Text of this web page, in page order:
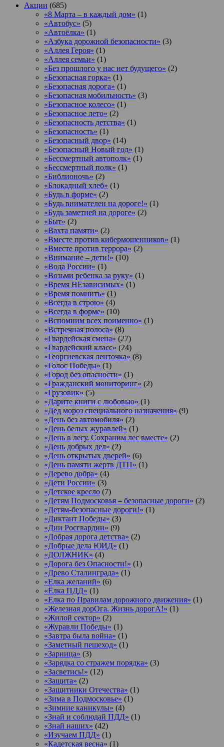
Акции (685)
«8 Марта – в каждый дом» (1)
«Автобус» (5)
«Автоёлка» (1)
«Азбука дорожной безопасности» (3)
«Аллея Героя» (1)
«Аллея семьи» (1)
«Без прошлого у нас нет будущего» (2)
«Безопасная горка» (1)
«Безопасная дорога» (1)
«Безопасная мобильность» (3)
«Безопасное колесо» (1)
«Безопасное лето» (2)
«Безопасность детства» (1)
«Безопасность» (1)
«Безопасный двор» (14)
«Безопасный Новый год» (1)
«Бессмертный автополк» (1)
«Бессмертный полк» (1)
«Библионочь» (2)
«Блокадный хлеб» (1)
«Будь в форме» (2)
«Будь внимателен на дороге!» (1)
«Будь заметней на дороге» (2)
«Быт» (2)
«Вахта памяти» (2)
«Вместе против кибермошенников» (1)
«Вместе против террора» (2)
«Внимание – дети!» (10)
«Вода России» (1)
«Возьми ребенка за руку» (1)
«Время НЕзависимых» (1)
«Время помнить» (1)
«Всегда в строю» (4)
«Всегда в форме» (10)
«Вспомним всех поименно» (1)
«Встречная полоса» (8)
«Гвардейская смена» (27)
«Гвардейский класс» (24)
«Георгиевская ленточка» (8)
«Голос Победы» (1)
«Город без опасности» (1)
«Гражданский мониторинг» (2)
«Грузовик» (5)
«Дарите книги с любовью» (1)
«Дед мороз специального назначения» (9)
«День без автомобиля» (2)
«День белых журавлей» (1)
«День в лесу. Сохраним лес вместе» (2)
«День добрых дел» (2)
«День открытых дверей» (6)
«День памяти жертв ДТП» (1)
«Дерево добра» (4)
«Дети России» (3)
«Детское кресло (7)
«Детям Подмосковья – безопасные дороги» (2)
«Детям-безопасные дороги!» (1)
«Диктант Победы» (3)
«Дни Росгвардии» (9)
«Добрая дорога детства» (2)
«Добрые дела ЮИД» (1)
«ДОЛЖНИК» (4)
«Дорога без Опасности!» (1)
«Древо Сталинграда» (1)
«Елка желаний» (6)
«Ёлка ПДД» (1)
«Елка по Правилам дорожного движения» (1)
«Железная дорОга. Жизнь дорогА!» (1)
«Жилой сектор» (2)
«Журавли Победы» (1)
«Завтра была война» (1)
«Заметный пешеход» (1)
«Зарница» (3)
«Зарядка со стражем порядка» (3)
«Засветись!» (12)
«Защита» (2)
«Защитники Отечества» (1)
«Зима в Подмосковье» (1)
«Зимние каникулы» (4)
«Знай и соблюдай ПДД» (1)
«Знай наших» (42)
«Изучаем ПДД» (1)
«Кадетская весна» (1)